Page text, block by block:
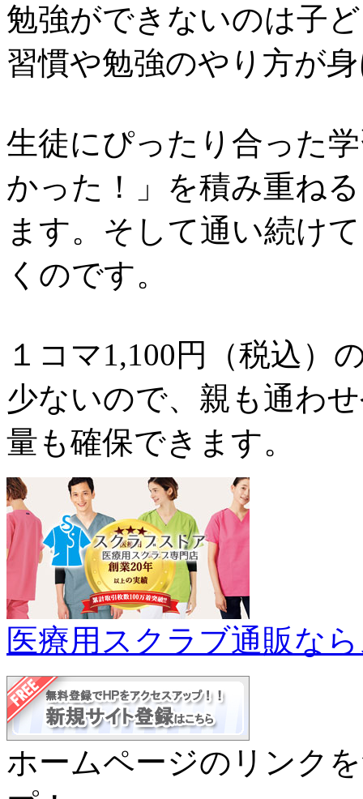
勉強ができないのは子
習慣や勉強のやり方が
生徒にぴったり合った
かった！」を積み重ね
ます。そして通い続け
くのです。
１コマ1,100円（税込）
少ないので、親も通わ
量も確保できます。
医療用スクラブ通販な
ホームページのリンク